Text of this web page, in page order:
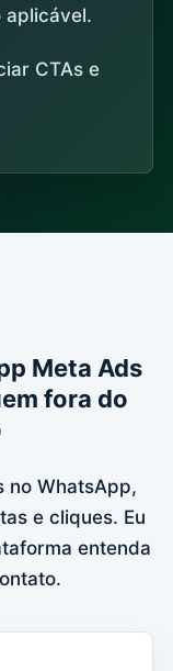
aplicável.
CTAs e
Meta Ads
fora do
no WhatsApp,
e cliques. Eu
entenda